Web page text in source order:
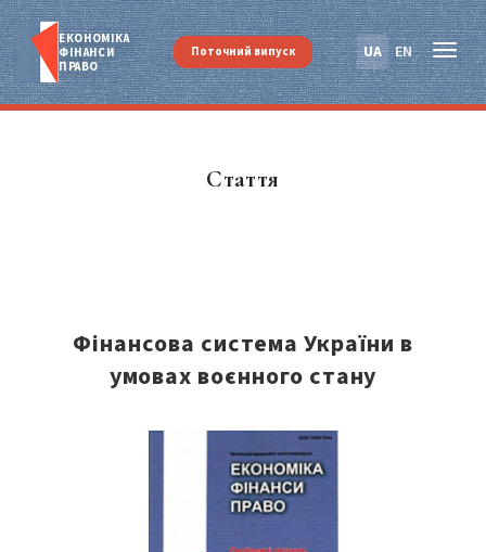
ЕКОНОМІКА
ФІНАНСИ
ПРАВО
UA EN
Поточний випуск
Стаття
Фінансова система України в
умовах воєнного стану